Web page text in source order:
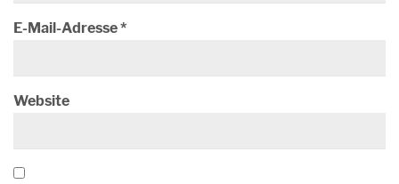
E-Mail-Adresse*
Website